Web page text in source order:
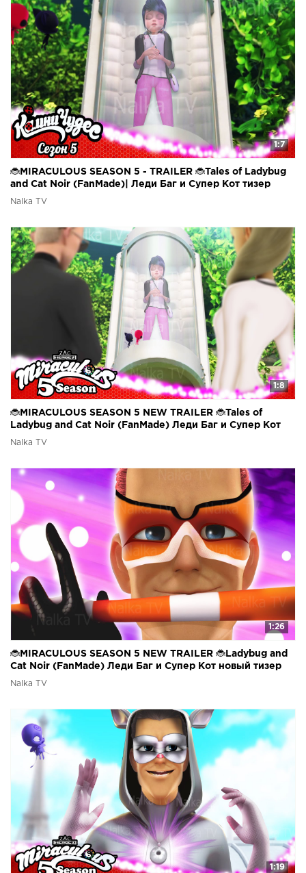
1:7
🐞MIRACULOUS SEASON 5 - TRAILER 🐞Tales of Ladybug
and Cat Noir (FanMade)| Леди Баг и Супер Кот тизер
Nalka TV
1:8
🐞MIRACULOUS SEASON 5 NEW TRAILER 🐞Tales of
Ladybug and Cat Noir (FanMade) Леди Баг и Супер Кот
тизер
Nalka TV
1:26
🐞MIRACULOUS SEASON 5 NEW TRAILER 🐞Ladybug and
Cat Noir (FanMade) Леди Баг и Супер Кот новый тизер
Nalka TV
1:19